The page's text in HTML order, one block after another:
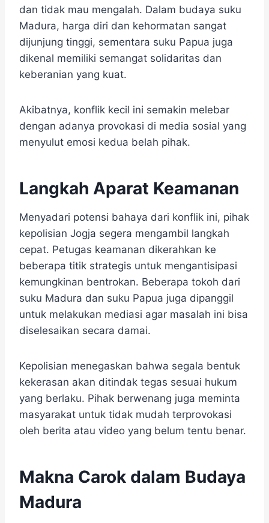
dan tidak mau mengalah. Dalam budaya suku
Madura, harga diri dan kehormatan sangat
dijunjung tinggi, sementara suku Papua juga
dikenal memiliki semangat solidaritas dan
keberanian yang kuat.
Akibatnya, konflik kecil ini semakin melebar
dengan adanya provokasi di media sosial yang
menyulut emosi kedua belah pihak.
Langkah Aparat Keamanan
Menyadari potensi bahaya dari konflik ini, pihak
kepolisian Jogja segera mengambil langkah
cepat. Petugas keamanan dikerahkan ke
beberapa titik strategis untuk mengantisipasi
kemungkinan bentrokan. Beberapa tokoh dari
suku Madura dan suku Papua juga dipanggil
untuk melakukan mediasi agar masalah ini bisa
diselesaikan secara damai.
Kepolisian menegaskan bahwa segala bentuk
kekerasan akan ditindak tegas sesuai hukum
yang berlaku. Pihak berwenang juga meminta
masyarakat untuk tidak mudah terprovokasi
oleh berita atau video yang belum tentu benar.
Makna Carok dalam Budaya
Madura